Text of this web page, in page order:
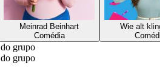
Meinrad Beinhart
Comédia
Wie alt kling
Comédia
grupo
grupo